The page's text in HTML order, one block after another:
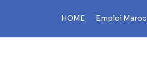
HOME Emploi Maroc